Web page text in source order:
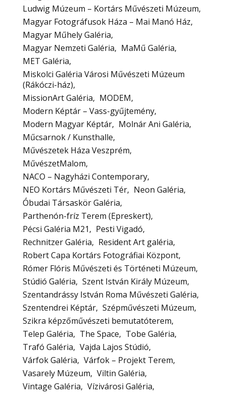
Ludwig Múzeum – Kortárs Művészeti Múzeum
Magyar Fotográfusok Háza – Mai Manó Ház
Magyar Műhely Galéria
Magyar Nemzeti Galéria
MaMű Galéria
MET Galéria
Miskolci Galéria Városi Művészeti Múzeum
(Rákóczi-ház)
MissionArt Galéria
MODEM
Modern Képtár – Vass-gyűjtemény
Modern Magyar Képtár
Molnár Ani Galéria
Műcsarnok / Kunsthalle
Művészetek Háza Veszprém
MűvészetMalom
NACO – Nagyházi Contemporary
NEO Kortárs Művészeti Tér
Neon Galéria
Óbudai Társaskör Galéria
Parthenón-fríz Terem (Epreskert)
Pécsi Galéria M21
Pesti Vigadó
Rechnitzer Galéria
Resident Art galéria
Robert Capa Kortárs Fotográfiai Központ
Rómer Flóris Művészeti és Történeti Múzeum
Stúdió Galéria
Szent István Király Múzeum
Szentandrássy István Roma Művészeti Galéria
Szentendrei Képtár Szépművészeti Múzeum
Szikra képzőművészeti bemutatóterem
Telep Galéria
The Space
Tobe Galéria
Trafó Galéria
Vajda Lajos Stúdió
Várfok Galéria
Várfok – Projekt Terem
Vasarely Múzeum
Viltin Galéria
Vintage Galéria
Vízivárosi Galéria